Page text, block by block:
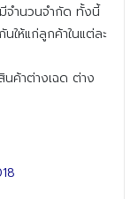
จำนวนจำกัด ทั้งนี้
ให้แก่ลูกค้าในแต่ละ
นค้าต่างเฉด ต่าง